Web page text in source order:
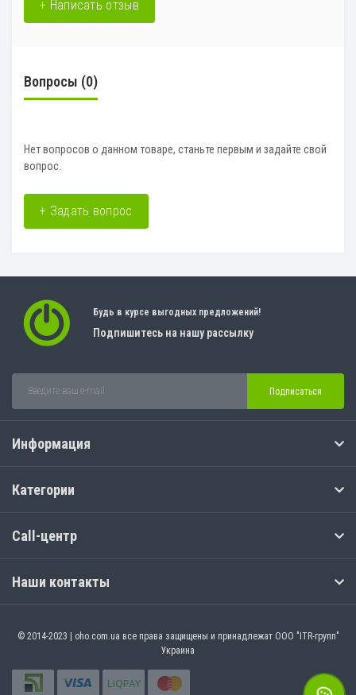
+ Написать отзыв
Вопросы (0)
Нет вопросов о данном товаре, станьте первым и задайте свой
вопрос.
+ Задать вопрос
Будь в курсе выгодных предложений!
Подпишитесь на нашу рассылку
Подписаться
Информация
Категории
Call-центр
Наши контакты
© 2014-2023 | oho.com.ua все права защищены и принадлежат ООО "ITR-групп"
Украина